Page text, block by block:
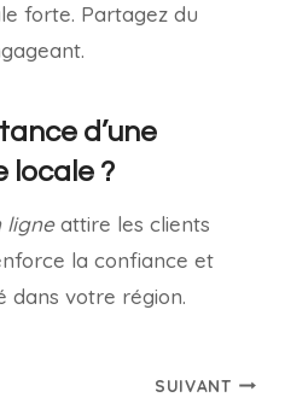
forte. Partagez du
d’une
locale ?
ligneattire les clients
la confiance et
dans votre région.
SUIVANT